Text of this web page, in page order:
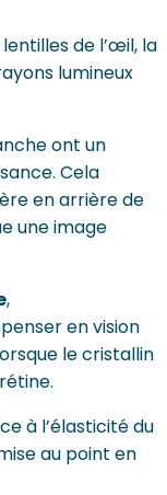
de l’œil, la
lumineux
ont un
Cela
en arrière de
une image
,
en vision
le cristallin
à l’élasticité du
au point en